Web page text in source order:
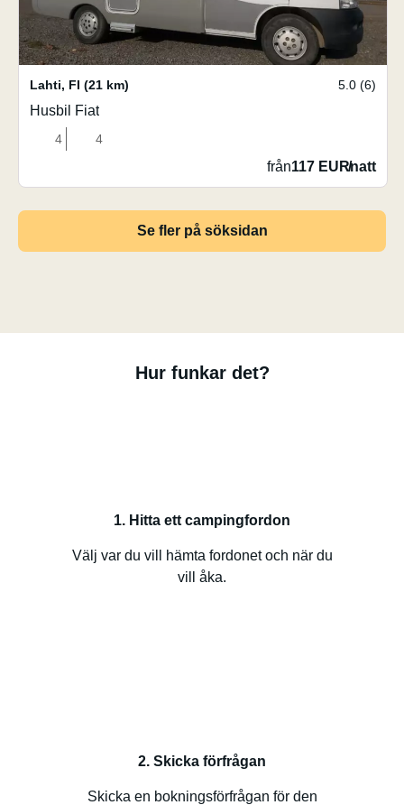
Lahti, FI (21 km) 5.0 (6)
Husbil Fiat
4 4
från117 EUR/natt
Se fler på söksidan
Hur funkar det?
1. Hitta ett campingfordon
Välj var du vill hämta fordonet och när du
vill åka.
2. Skicka förfrågan
Skicka en bokningsförfrågan för den